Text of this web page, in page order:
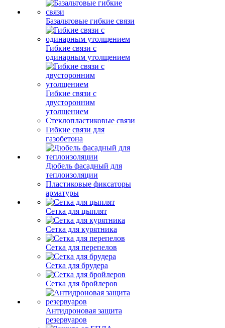
Базальтовые гибкие связи
Гибкие связи с
одинарным утолщением
Гибкие связи с
двусторонним
утолщением
Стеклопластиковые связи
Гибкие связи для
газобетона
Дюбель фасадный для
теплоизоляции
Пластиковые фиксаторы
арматуры
Сетка для цыплят
Сетка для курятника
Сетка для перепелов
Сетка для брудера
Сетка для бройлеров
Антидроновая защита
резервуаров